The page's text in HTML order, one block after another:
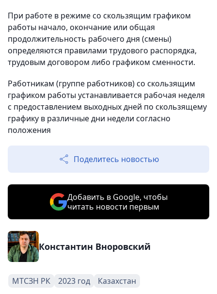
При работе в режиме со скользящим графиком
работы начало, окончание или общая
продолжительность рабочего дня (смены)
определяются правилами трудового распорядка,
трудовым договором либо графиком сменности.
Работникам (группе работников) со скользящим
графиком работы устанавливается рабочая неделя
с предоставлением выходных дней по скользящему
графику в различные дни недели согласно
положения
Поделитесь новостью
Добавить в Google, чтобы
читать новости первым
Константин Вноровский
МТСЗН РК 2023 год Казахстан